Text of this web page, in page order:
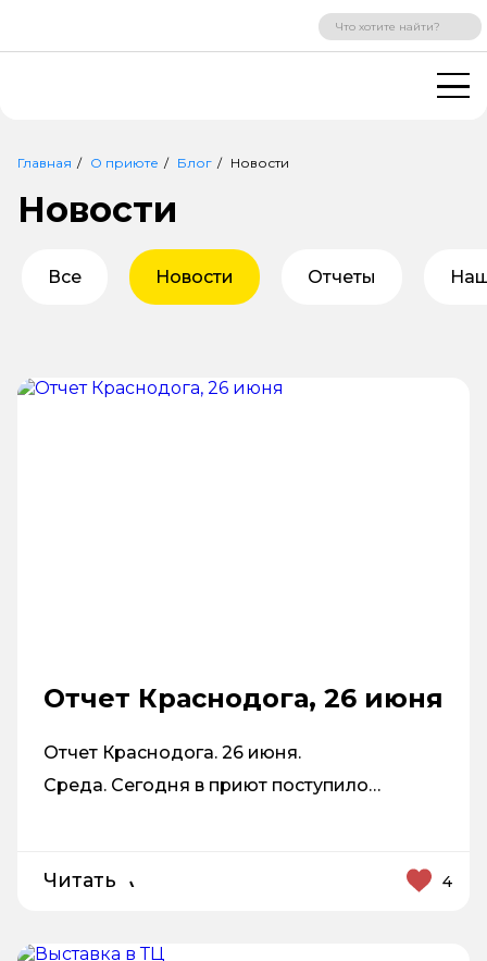
ВХОД РЕГИСТРАЦИЯ
Главная О приюте Блог Новости
Новости
Все Новости Отчеты
Отчет Краснодога, 26 июня
Отчет Краснодога. 26 июня.
Среда. Сегодня в приют поступило…
Читать 4